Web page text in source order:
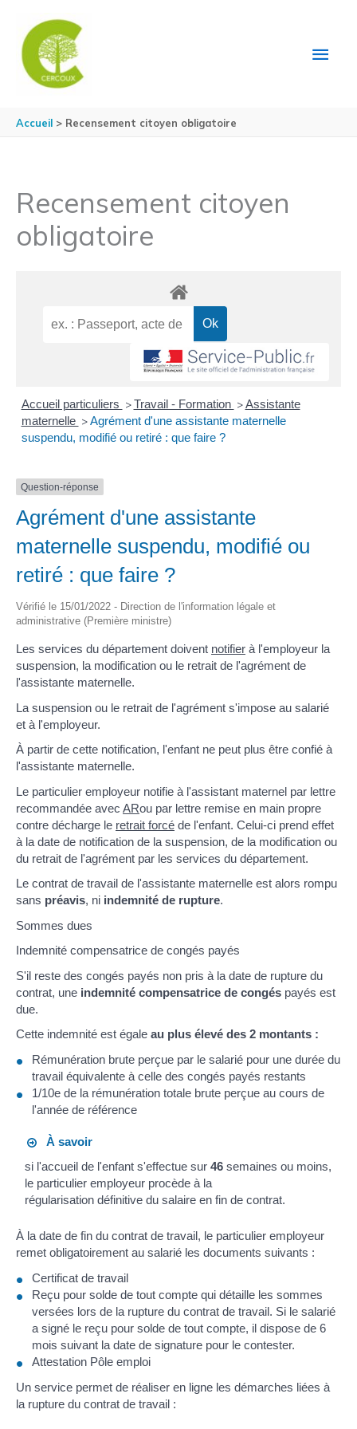
Accueil Recensement citoyen obligatoire
Recensement citoyen
obligatoire
Accueil particuliers > Travail - Formation > Assistante
maternelle > Agrément d'une assistante maternelle
suspendu, modifié ou retiré : que faire ?
Question-réponse
Agrément d'une assistante
maternelle suspendu, modifié ou
retiré : que faire ?
Vérifié le 15/01/2022 - Direction de l'information légale et
administrative (Première ministre)
Les services du département doivent notifier à l'employeur la
suspension, la modification ou le retrait de l'agrément de
l'assistante maternelle.
La suspension ou le retrait de l'agrément s'impose au salarié
et à l'employeur.
À partir de cette notification, l'enfant ne peut plus être confié à
l'assistante maternelle.
Le particulier employeur notifie à l'assistant maternel par lettre
recommandée avec ARou par lettre remise en main propre
contre décharge le retrait forcé de l'enfant. Celui-ci prend effet
à la date de notification de la suspension, de la modification ou
du retrait de l'agrément par les services du département.
Le contrat de travail de l'assistante maternelle est alors rompu
sans préavis, ni indemnité de rupture.
Sommes dues
Indemnité compensatrice de congés payés
S'il reste des congés payés non pris à la date de rupture du
contrat, une indemnité compensatrice de congés payés est
due.
Cette indemnité est égale au plus élevé des 2 montants :
Rémunération brute perçue par le salarié pour une durée du
travail équivalente à celle des congés payés restants
1/10e de la rémunération totale brute perçue au cours de
l'année de référence
À savoir
si l'accueil de l'enfant s'effectue sur46 semaines ou moins,
le particulier employeur procède à la
régularisation définitive du salaire en fin de contrat.
À la date de fin du contrat de travail, le particulier employeur
remet obligatoirement au salarié les documents suivants :
Certificat de travail
Reçu pour solde de tout compte qui détaille les sommes
versées lors de la rupture du contrat de travail. Si le salarié
a signé le reçu pour solde de tout compte, il dispose de 6
mois suivant la date de signature pour le contester.
Attestation Pôle emploi
Un service permet de réaliser en ligne les démarches liées à
la rupture du contrat de travail :